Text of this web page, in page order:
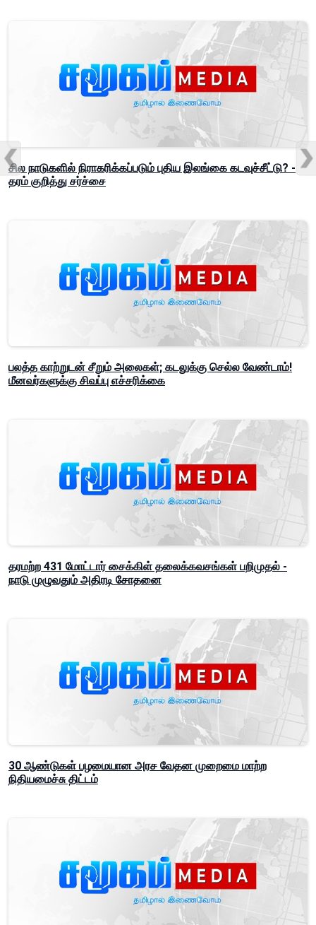
சில நாடுகளில் நிராகரிக்கப்படும் புதிய இலங்கை கடவுச்சீட்டு? -
தரம் குறித்து சர்ச்சை
பலத்த காற்றுடன் சீறும் அலைகள்; கடலுக்கு செல்ல வேண்டாம்!
மீனவர்களுக்கு சிவப்பு எச்சரிக்கை
தரமற்ற 431 மோட்டார் சைக்கிள் தலைக்கவசங்கள் பறிமுதல் -
நாடு முழுவதும் அதிரடி சோதனை
30 ஆண்டுகள் பழமையான அரச வேதன முறைமை மாற்ற
நிதியமைச்சு திட்டம்